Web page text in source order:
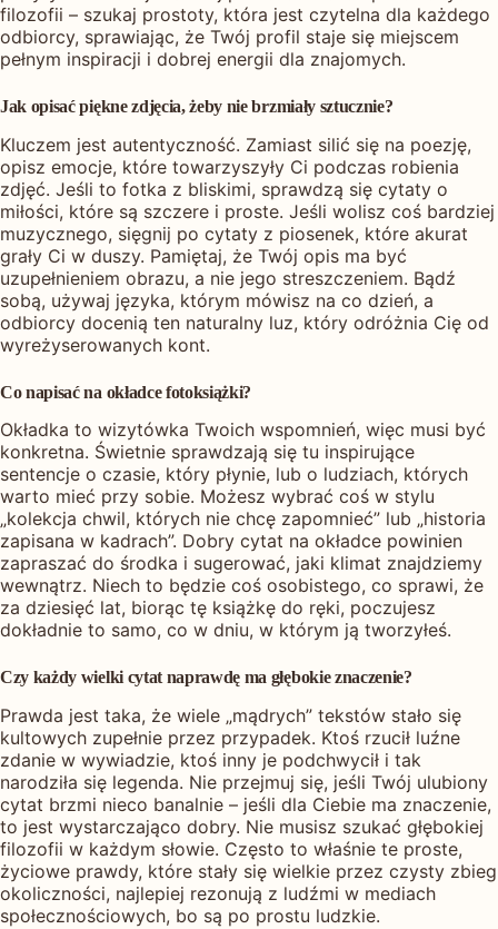
filozofii – szukaj prostoty, która jest czytelna dla każdego
odbiorcy, sprawiając, że Twój profil staje się miejscem
pełnym inspiracji i dobrej energii dla znajomych.
Jak opisać piękne zdjęcia, żeby nie brzmiały sztucznie?
Kluczem jest autentyczność. Zamiast silić się na poezję,
opisz emocje, które towarzyszyły Ci podczas robienia
zdjęć. Jeśli to fotka z bliskimi, sprawdzą się cytaty o
miłości, które są szczere i proste. Jeśli wolisz coś bardziej
muzycznego, sięgnij po cytaty z piosenek, które akurat
grały Ci w duszy. Pamiętaj, że Twój opis ma być
uzupełnieniem obrazu, a nie jego streszczeniem. Bądź
sobą, używaj języka, którym mówisz na co dzień, a
odbiorcy docenią ten naturalny luz, który odróżnia Cię od
wyreżyserowanych kont.
Co napisać na okładce fotoksiążki?
Okładka to wizytówka Twoich wspomnień, więc musi być
konkretna. Świetnie sprawdzają się tu inspirujące
sentencje o czasie, który płynie, lub o ludziach, których
warto mieć przy sobie. Możesz wybrać coś w stylu
„kolekcja chwil, których nie chcę zapomnieć” lub „historia
zapisana w kadrach”. Dobry cytat na okładce powinien
zapraszać do środka i sugerować, jaki klimat znajdziemy
wewnątrz. Niech to będzie coś osobistego, co sprawi, że
za dziesięć lat, biorąc tę książkę do ręki, poczujesz
dokładnie to samo, co w dniu, w którym ją tworzyłeś.
Czy każdy wielki cytat naprawdę ma głębokie znaczenie?
Prawda jest taka, że wiele „mądrych” tekstów stało się
kultowych zupełnie przez przypadek. Ktoś rzucił luźne
zdanie w wywiadzie, ktoś inny je podchwycił i tak
narodziła się legenda. Nie przejmuj się, jeśli Twój ulubiony
cytat brzmi nieco banalnie – jeśli dla Ciebie ma znaczenie,
to jest wystarczająco dobry. Nie musisz szukać głębokiej
filozofii w każdym słowie. Często to właśnie te proste,
życiowe prawdy, które stały się wielkie przez czysty zbieg
okoliczności, najlepiej rezonują z ludźmi w mediach
społecznościowych, bo są po prostu ludzkie.